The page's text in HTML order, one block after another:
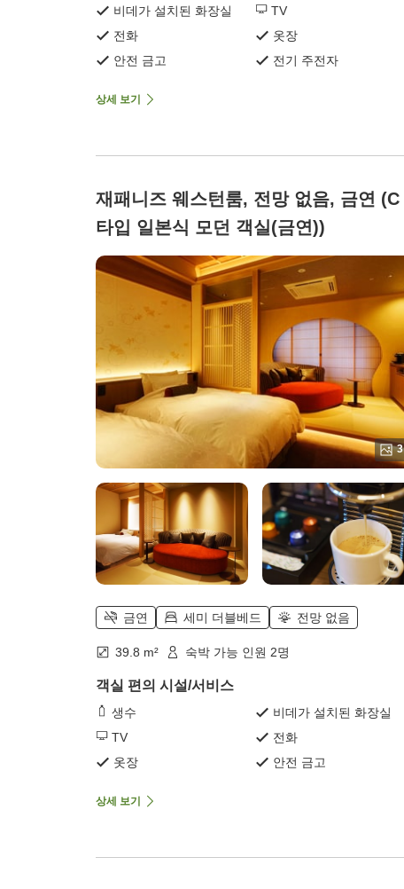
비데가 설치된 화장실
TV
전화
옷장
안전 금고
전기 주전자
상세 보기
재패니즈 웨스턴룸, 전망 없음, 금연 (C
타입 일본식 모던 객실(금연))
3
금연 세미 더블베드 전망 없음
39.8 m² 숙박 가능 인원 2명
객실 편의 시설/서비스
생수
비데가 설치된 화장실
TV
전화
옷장
안전 금고
상세 보기